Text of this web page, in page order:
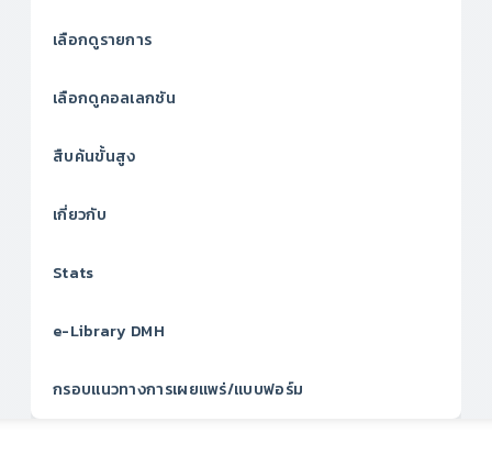
เลือกดูรายการ
เลือกดูคอลเลกชัน
สืบค้นขั้นสูง
เกี่ยวกับ
Stats
e-Library DMH
กรอบแนวทางการเผยแพร่/แบบฟอร์ม